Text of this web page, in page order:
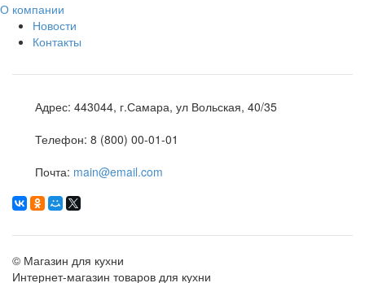
О компании
Новости
Контакты
Адрес: 443044, г.Самара, ул Вольская, 40/35
Телефон: 8 (800) 00-01-01
Почта: main@email.com
© Магазин для кухни
Интернет-магазин товаров для кухни